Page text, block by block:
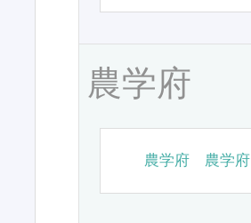
農学府
農学府 農学府